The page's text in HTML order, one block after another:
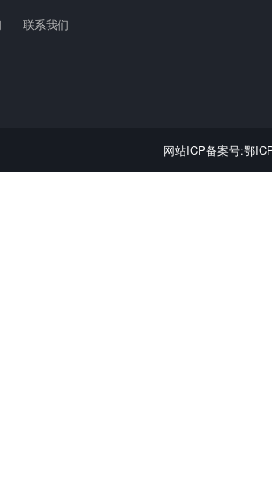
联系我们
网站ICP备案号:鄂